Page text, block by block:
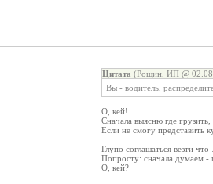
Цитата (Рощин, ИП @
Вы - водитель,
О, кей!
Сначала выясню где
Если не смогу представить
Глупо соглашаться везти
Попросту: сначала думаем -
О, кей?